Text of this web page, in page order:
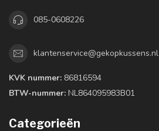
085-0608226
klantenservice@gekopkussens.nl
KVK nummer: 86816594
BTW-nummer: NL864095983B01
Categorieën